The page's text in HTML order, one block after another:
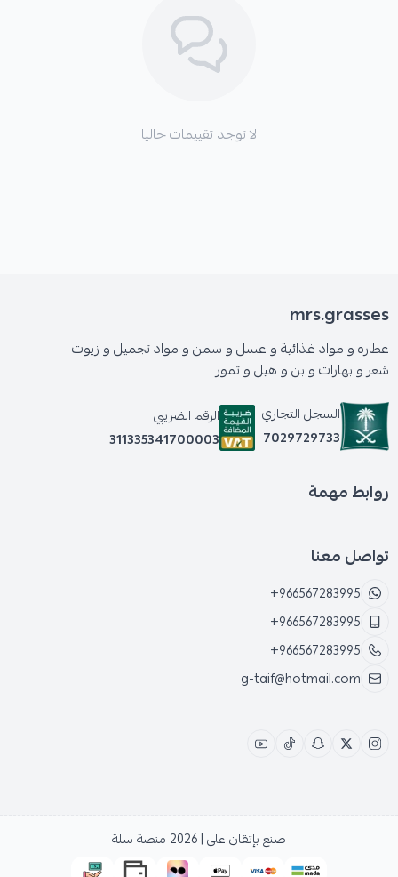
لا توجد تقييمات حاليا
mrs.grasses
عطاره و مواد غذائية و عسل و سمن و مواد تجميل و زيوت
شعر و بهارات و بن و هيل و تمور
السجل التجاري
7029729733
الرقم الضريبي
311335341700003
روابط مهمة
تواصل معنا
+966567283995
+966567283995
+966567283995
g-taif@hotmail.com
صنع بإتقان على | 2026 منصة سلة